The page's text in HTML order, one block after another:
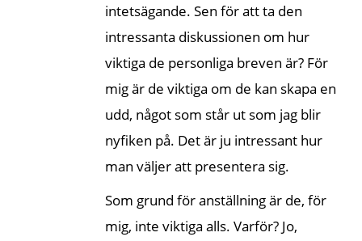
intetsägande. Sen för att ta den
intressanta diskussionen om hur
viktiga de personliga breven är? För
mig är de viktiga om de kan skapa en
udd, något som står ut som jag blir
nyfiken på. Det är ju intressant hur
man väljer att presentera sig.
Som grund för anställning är de, för
mig, inte viktiga alls. Varför? Jo,